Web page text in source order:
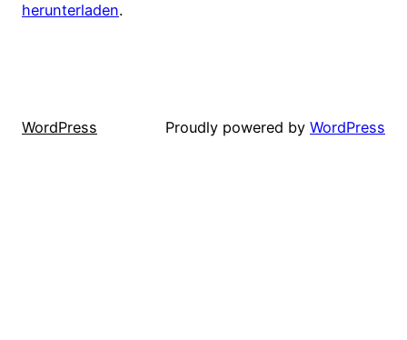
herunterladen.
WordPress Proudly powered by WordPress